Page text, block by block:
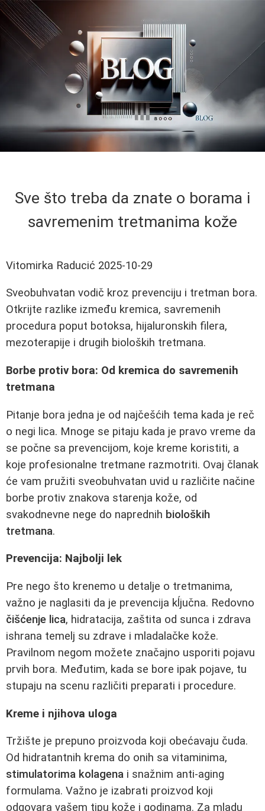
Sve što treba da znate o borama i
savremenim tretmanima kože
Vitomirka Raducić 2025-10-29
Sveobuhvatan vodič kroz prevenciju i tretman bora.
Otkrijte razlike između kremica, savremenih
procedura poput botoksa, hijaluronskih filera,
mezoterapije i drugih bioloških tretmana.
Borbe protiv bora: Od kremica do savremenih
tretmana
Pitanje bora jedna je od najčešćih tema kada je reč
o negi lica. Mnoge se pitaju kada je pravo vreme da
se počne sa prevencijom, koje kreme koristiti, a
koje profesionalne tretmane razmotriti. Ovaj članak
će vam pružiti sveobuhvatan uvid u različite načine
borbe protiv znakova starenja kože, od
svakodnevne nege do naprednih bioloških
tretmana.
Prevencija: Najbolji lek
Pre nego što krenemo u detalje o tretmanima,
važno je naglasiti da je prevencija kĺjučna. Redovno
čišćenje lica, hidratacija, zaštita od sunca i zdrava
ishrana temelj su zdrave i mladalačke kože.
Pravilnom negom možete značajno usporiti pojavu
prvih bora. Međutim, kada se bore ipak pojave, tu
stupaju na scenu različiti preparati i procedure.
Kreme i njihova uloga
Tržište je prepuno proizvoda koji obećavaju čuda.
Od hidratantnih krema do onih sa vitaminima,
stimulatorima kolagena i snažnim anti-aging
formulama. Važno je izabrati proizvod koji
odgovara vašem tipu kože i godinama. Za mladu